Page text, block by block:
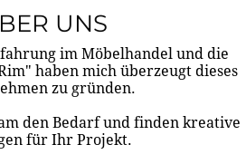
UNS
im Möbelhandel und die
haben mich überzeugt dieses
zu gründen.
den Bedarf und finden kreative
für Ihr Projekt.